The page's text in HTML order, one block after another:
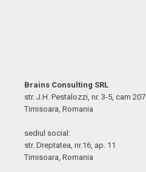
Brains Consulting SRL
str. J.H. Pestalozzi, nr. 3-5, cam 207
Timisoara, Romania
sediul social:
str. Dreptatea, nr.16, ap. 11
Timisoara, Romania